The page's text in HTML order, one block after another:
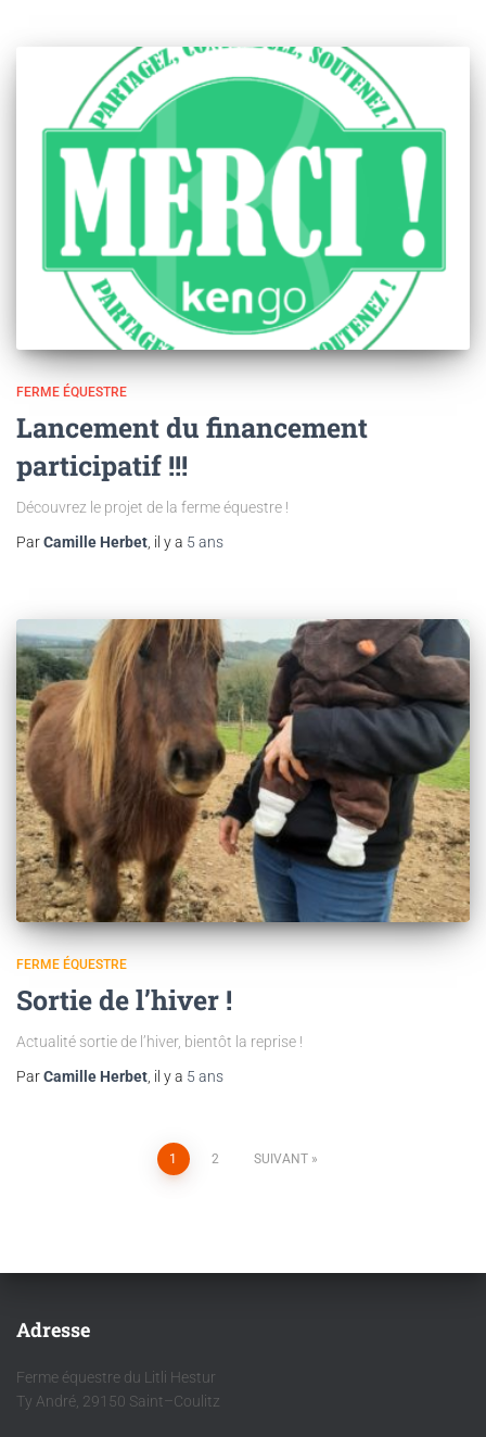
FERME ÉQUESTRE
Lancement du financement
participatif !!!
Découvrez le projet de la ferme équestre !
ParCamille Herbet , il y a 5 ans
FERME ÉQUESTRE
Sortie de l’hiver !
Actualité sortie de l’hiver, bientôt la reprise !
ParCamille Herbet , il y a 5 ans
1 2 SUIVANT
Adresse
Ferme équestre du Litli Hestur
Ty André, 29150 Saint–Coulitz